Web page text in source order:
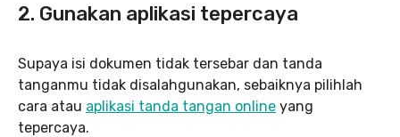
2. Gunakan aplikasi tepercaya
Supaya isi dokumen tidak tersebar dan tanda
tanganmu tidak disalahgunakan, sebaiknya pilihlah
cara atau aplikasi tanda tangan online yang
tepercaya.